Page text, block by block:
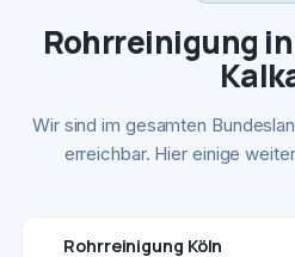
Rohrreinigung
Wir sind im gesamten
erreichbar. Hier einige
Rohrreinigung Köln